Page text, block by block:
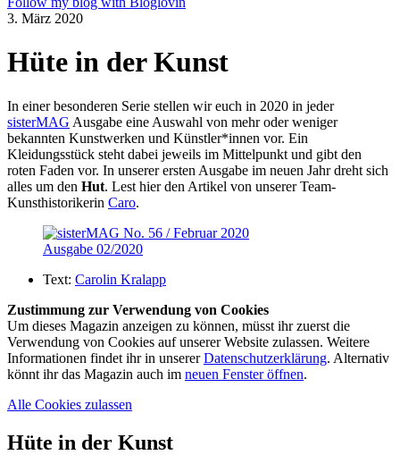
3. März 2020
Hüte in der Kunst
In einer besonderen Serie stellen wir euch in 2020 in jeder
sisterMAG Ausgabe eine Auswahl von mehr oder weniger
bekannten Kunstwerken und Künstler*innen vor. Ein
Kleidungsstück steht dabei jeweils im Mittelpunkt und gibt den
roten Faden vor. In unserer ersten Ausgabe im neuen Jahr dreht sich
alles um den Hut. Lest hier den Artikel von unserer Team-
Kunsthistorikerin Caro.
Ausgabe 02/2020
Text: Carolin Kralapp
Zustimmung zur Verwendung von Cookies
Um dieses Magazin anzeigen zu können, müsst ihr zuerst die
Verwendung von Cookies auf unserer Website zulassen. Weitere
Informationen findet ihr in unsererDatenschutzerklärung. Alternativ
könnt ihr das Magazin auch im neuen Fenster öffnen.
Alle Cookies zulassen
Hüte in der Kunst